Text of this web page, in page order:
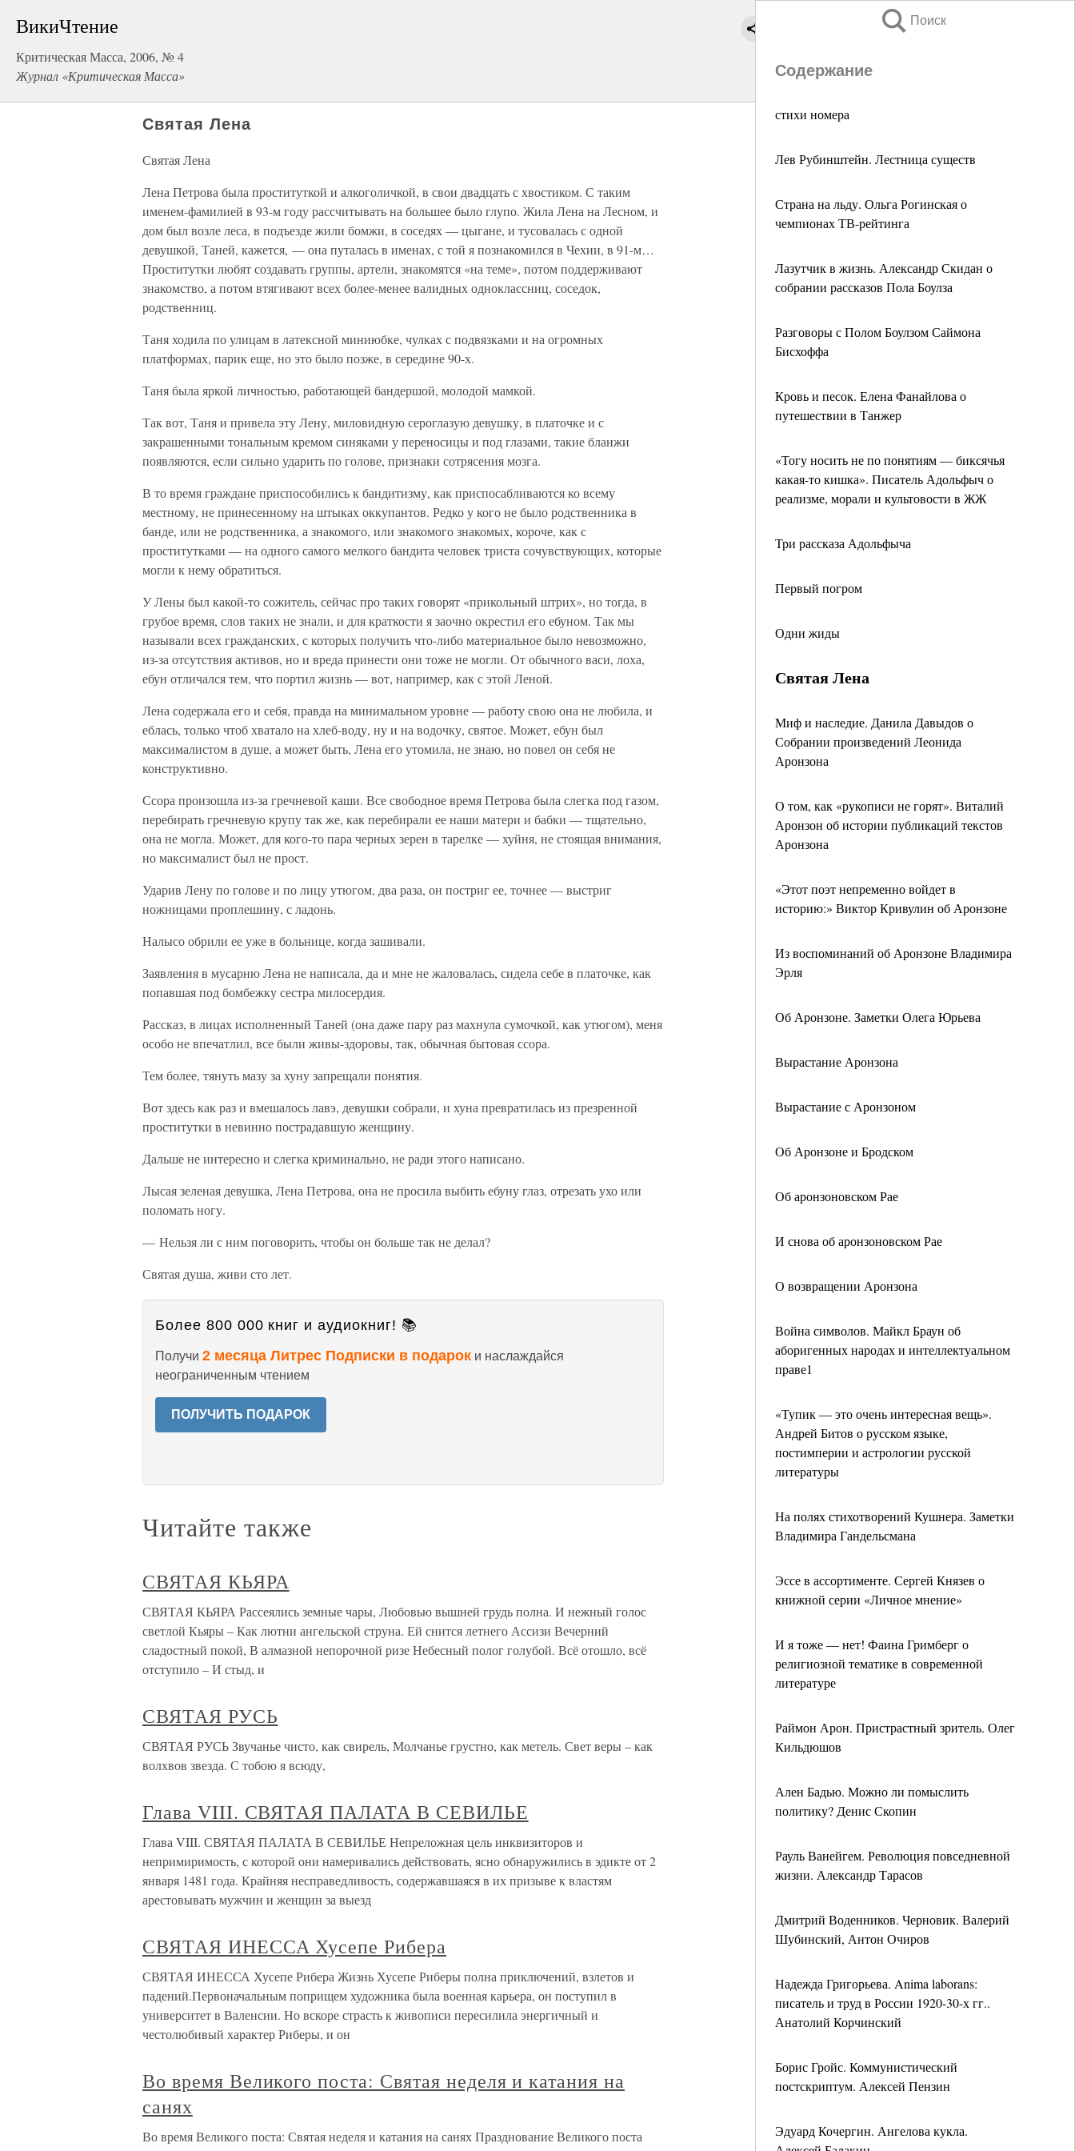
ВикиЧтение
Критическая Масса, 2006, № 4
Журнал «Критическая Масса»
Поиск
Содержание
стихи номера
Лев Рубинштейн. Лестница существ
Страна на льду. Ольга Рогинская о
чемпионах ТВ-рейтинга
Лазутчик в жизнь. Александр Скидан о
собрании рассказов Пола Боулза
Разговоры с Полом Боулзом Саймона
Бисхоффа
Кровь и песок. Елена Фанайлова о
путешествии в Танжер
«Тогу носить не по понятиям — биксячья
какая-то кишка». Писатель Адольфыч о
реализме, морали и культовости в ЖЖ
Три рассказа Адольфыча
Первый погром
Одни жиды
Святая Лена
Миф и наследие. Данила Давыдов о
Собрании произведений Леонида
Аронзона
О том, как «рукописи не горят». Виталий
Аронзон об истории публикаций текстов
Аронзона
«Этот поэт непременно войдет в
историю:» Виктор Кривулин об Аронзоне
Из воспоминаний об Аронзоне Владимира
Эрля
Об Аронзоне. Заметки Олега Юрьева
Вырастание Аронзона
Вырастание с Аронзоном
Об Аронзоне и Бродском
Об аронзоновском Рае
И снова об аронзоновском Рае
О возвращении Аронзона
Война символов. Майкл Браун об
аборигенных народах и интеллектуальном
праве1
«Тупик — это очень интересная вещь».
Андрей Битов о русском языке,
постимперии и астрологии русской
литературы
На полях стихотворений Кушнера. Заметки
Владимира Гандельсмана
Эссе в ассортименте. Сергей Князев о
книжной серии «Личное мнение»
И я тоже — нет! Фаина Гримберг о
религиозной тематике в современной
литературе
Раймон Арон. Пристрастный зритель. Олег
Кильдюшов
Ален Бадью. Можно ли помыслить
политику? Денис Скопин
Рауль Ванейгем. Революция повседневной
жизни. Александр Тарасов
Дмитрий Воденников. Черновик. Валерий
Шубинский, Антон Очиров
Надежда Григорьева. Anima laborans:
писатель и труд в России 1920-30-х гг..
Анатолий Корчинский
Борис Гройс. Коммунистический
постскриптум. Алексей Пензин
Эдуард Кочергин. Ангелова кукла.
Святая Лена
Святая Лена
Лена Петрова была проституткой и алкоголичкой, в свои двадцать с хвостиком. С таким
именем-фамилией в 93-м году рассчитывать на большее было глупо. Жила Лена на Лесном, и
дом был возле леса, в подъезде жили бомжи, в соседях — цыгане, и тусовалась с одной
девушкой, Таней, кажется, — она путалась в именах, с той я познакомился в Чехии, в 91-м…
Проститутки любят создавать группы, артели, знакомятся «на теме», потом поддерживают
знакомство, а потом втягивают всех более-менее валидных одноклассниц, соседок,
родственниц.
Таня ходила по улицам в латексной миниюбке, чулках с подвязками и на огромных
платформах, парик еще, но это было позже, в середине 90-х.
Таня была яркой личностью, работающей бандершой, молодой мамкой.
Так вот, Таня и привела эту Лену, миловидную сероглазую девушку, в платочке и с
закрашенными тональным кремом синяками у переносицы и под глазами, такие бланжи
появляются, если сильно ударить по голове, признаки сотрясения мозга.
В то время граждане приспособились к бандитизму, как приспосабливаются ко всему
местному, не принесенному на штыках оккупантов. Редко у кого не было родственника в
банде, или не родственника, а знакомого, или знакомого знакомых, короче, как с
проститутками — на одного самого мелкого бандита человек триста сочувствующих, которые
могли к нему обратиться.
У Лены был какой-то сожитель, сейчас про таких говорят «прикольный штрих», но тогда, в
грубое время, слов таких не знали, и для краткости я заочно окрестил его ебуном. Так мы
называли всех гражданских, с которых получить что-либо материальное было невозможно,
из-за отсутствия активов, но и вреда принести они тоже не могли. От обычного васи, лоха,
ебун отличался тем, что портил жизнь — вот, например, как с этой Леной.
Лена содержала его и себя, правда на минимальном уровне — работу свою она не любила, и
еблась, только чтоб хватало на хлеб-воду, ну и на водочку, святое. Может, ебун был
максималистом в душе, а может быть, Лена его утомила, не знаю, но повел он себя не
конструктивно.
Ссора произошла из-за гречневой каши. Все свободное время Петрова была слегка под газом,
перебирать гречневую крупу так же, как перебирали ее наши матери и бабки — тщательно,
она не могла. Может, для кого-то пара черных зерен в тарелке — хуйня, не стоящая внимания,
но максималист был не прост.
Ударив Лену по голове и по лицу утюгом, два раза, он постриг ее, точнее — выстриг
ножницами проплешину, с ладонь.
Налысо обрили ее уже в больнице, когда зашивали.
Заявления в мусарню Лена не написала, да и мне не жаловалась, сидела себе в платочке, как
попавшая под бомбежку сестра милосердия.
Рассказ, в лицах исполненный Таней (она даже пару раз махнула сумочкой, как утюгом), меня
особо не впечатлил, все были живы-здоровы, так, обычная бытовая ссора.
Тем более, тянуть мазу за хуну запрещали понятия.
Вот здесь как раз и вмешалось лавэ, девушки собрали, и хуна превратилась из презренной
проститутки в невинно пострадавшую женщину.
Дальше не интересно и слегка криминально, не ради этого написано.
Лысая зеленая девушка, Лена Петрова, она не просила выбить ебуну глаз, отрезать ухо или
поломать ногу.
— Нельзя ли с ним поговорить, чтобы он больше так не делал?
Святая душа, живи сто лет.
Более 800 000 книг и аудиокниг! 📚
Получи 2 месяца Литрес Подписки в подарок и наслаждайся
неограниченным чтением
ПОЛУЧИТЬ ПОДАРОК
Читайте также
СВЯТАЯ КЬЯРА
СВЯТАЯ КЬЯРА Рассеялись земные чары, Любовью вышней грудь полна. И нежный голос
светлой Кьяры – Как лютни ангельской струна. Ей снится летнего Ассизи Вечерний
сладостный покой, В алмазной непорочной ризе Небесный полог голубой. Всё отошло, всё
отступило – И стыд, и
СВЯТАЯ РУСЬ
СВЯТАЯ РУСЬ Звучанье чисто, как свирель, Молчанье грустно, как метель. Свет веры – как
волхвов звезда. С тобою я всюду,
Глава VIII. СВЯТАЯ ПАЛАТА В СЕВИЛЬЕ
Глава VIII. СВЯТАЯ ПАЛАТА В СЕВИЛЬЕ Непреложная цель инквизиторов и
непримиримость, с которой они намеривались действовать, ясно обнаружились в эдикте от 2
января 1481 года. Крайняя несправедливость, содержавшаяся в их призыве к властям
арестовывать мужчин и женщин за выезд
СВЯТАЯ ИНЕССА Хусепе Рибера
СВЯТАЯ ИНЕССА Хусепе Рибера Жизнь Хусепе Риберы полна приключений, взлетов и
падений.Первоначальным поприщем художника была военная карьера, он поступил в
университет в Валенсии. Но вскоре страсть к живописи пересилила энергичный и
честолюбивый характер Риберы, и он
Во время Великого поста: Святая неделя и катания на
санях
Во время Великого поста: Святая неделя и катания на санях Празднование Великого поста